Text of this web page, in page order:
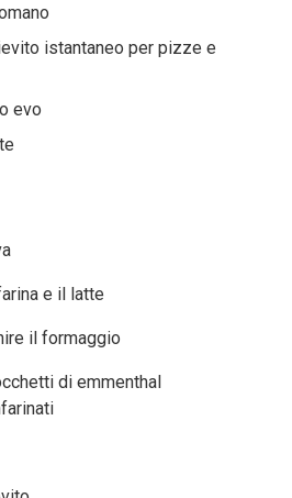
istantaneo per pizze e
evo
e il latte
il formaggio
di emmenthal